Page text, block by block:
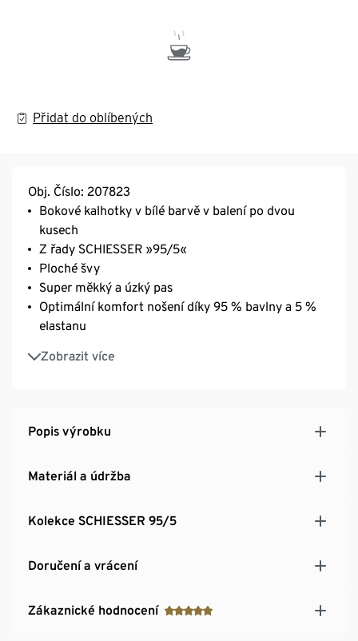
Přidat do oblíbených
Obj. Číslo: 207823
Bokové kalhotky v bílé barvě v balení po dvou
kusech
Z řady SCHIESSER »95/5«
Ploché švy
Super měkký a úzký pas
Optimální komfort nošení díky 95 % bavlny a 5 %
elastanu
Zobrazit více
Hedvábně jemný elastický materiál single jersey
Popis výrobku
Materiál a údržba
Kolekce SCHIESSER 95/5
Doručení a vrácení
Zákaznické hodnocení